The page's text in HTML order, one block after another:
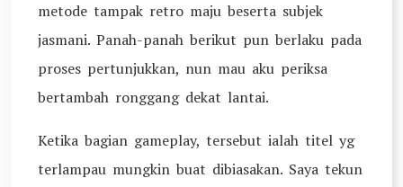
metode tampak retro maju beserta subjek
jasmani. Panah-panah berikut pun berlaku pada
proses pertunjukkan, nun mau aku periksa
bertambah ronggang dekat lantai.
Ketika bagian gameplay, tersebut ialah titel yg
terlampau mungkin buat dibiasakan. Saya tekun